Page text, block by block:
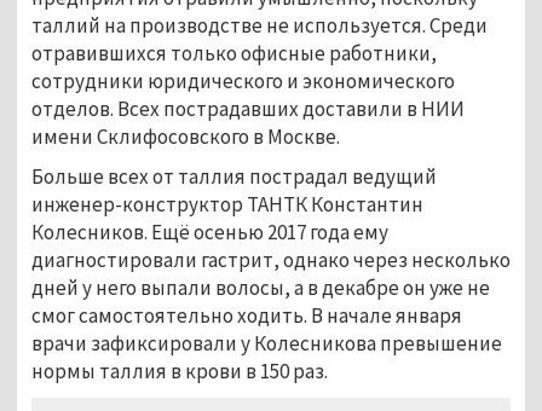
таллий на производстве не используется. Среди
отравившихся только офисные работники,
сотрудники юридического и экономического
отделов. Всех пострадавших доставили в НИИ
имени Склифосовского в Москве.
Больше всех от таллия пострадал ведущий
инженер-конструктор ТАНТК Константин
Колесников. Ещё осенью 2017 года ему
диагностировали гастрит, однако через несколько
дней у него выпали волосы, а в декабре он уже не
смог самостоятельно ходить. В начале января
врачи зафиксировали у Колесникова превышение
нормы таллия в крови в 150 раз.